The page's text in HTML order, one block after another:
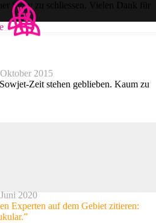
Story zu schliessen. Vielen Dank für
2015
Zeit stehen geblieben. Kaum zu
2020
Experten auf dem Gebiet zitieren: